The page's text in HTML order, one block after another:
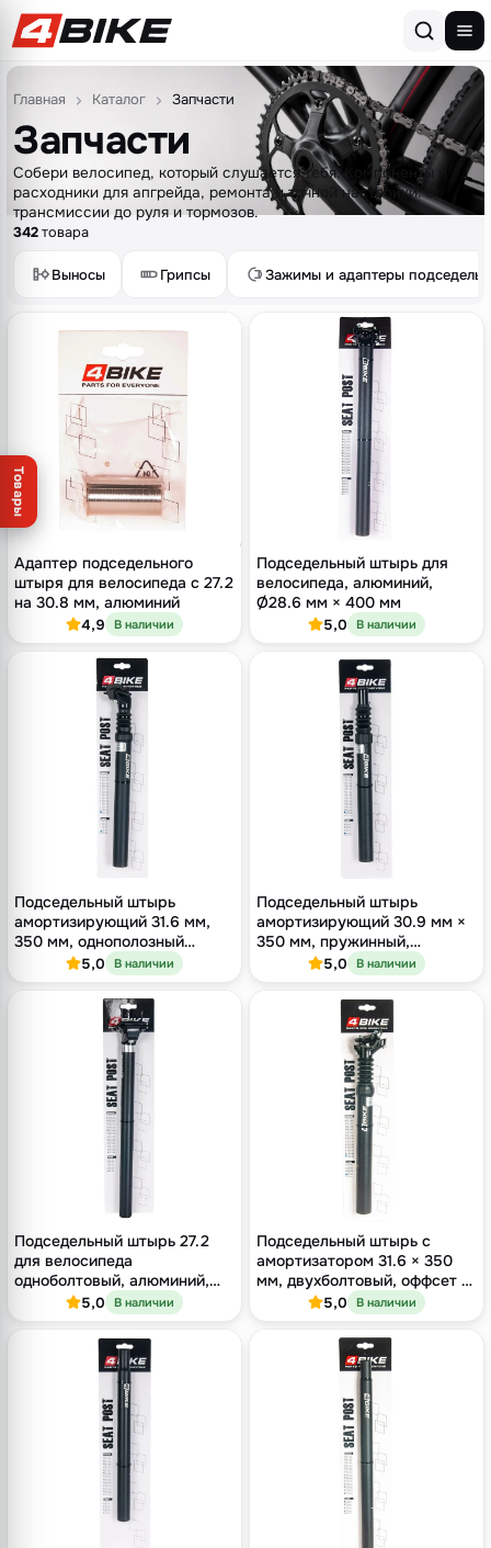
Перейти к содержимому
Главная Каталог Запчасти
Запчасти
Собери велосипед, который слушается тебя. Компоненты и
расходники для апгрейда, ремонта и точной настройки: от
трансмиссии до руля и тормозов.
342товара
Выносы Грипсы Зажимы и адаптеры
Адаптер подседельного
штыря для велосипеда с 27.2
на 30.8 мм, алюминий
4,9 В наличии
Подседельный штырь для
велосипеда, алюминий,
Ø28.6 мм × 400 мм
5,0 В наличии
Подседельный штырь
амортизирующий 31.6 мм,
350 мм, однополозный
зажим, оффсет 18 мм,
5,0 В наличии
Подседельный штырь
амортизирующий 30.9 мм ×
350 мм, пружинный,
алюминий, чёрный
5,0 В наличии
Подседельный штырь 27.2
для велосипеда
одноболтовый, алюминий,
длина 400 мм, оффсет 16 мм
5,0 В наличии
Подседельный штырь с
амортизатором 31.6 × 350
мм, двухболтовый, оффсет 12
мм, чёрный
5,0 В наличии
Товары